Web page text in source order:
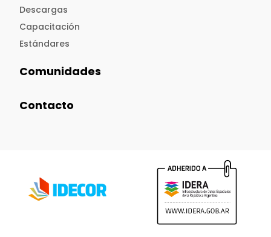
Descargas
Capacitación
Estándares
Comunidades
Contacto